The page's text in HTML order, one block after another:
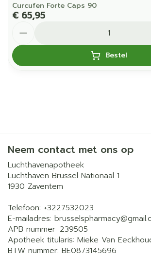
Curcufen Forte Caps 90
€ 65,95
Bestel
Neem contact met ons op
Luchthavenapotheek
Luchthaven Brussel Nationaal 1
1930 Zaventem
Telefoon: +3227532023
E-mailadres: brusselspharmacy@
APB nummer: 239505
Apotheek titularis: Mieke Van
BTW nummer: BE0873145696